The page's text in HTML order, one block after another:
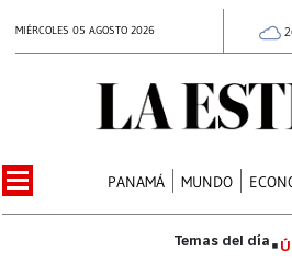
MIÉRCOLES 05 AGOSTO 2026
PANAMÁ MUNDO